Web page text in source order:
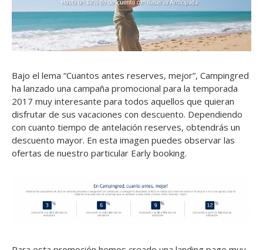
Bajo el lema “Cuantos antes reserves, mejor”, Campingred
ha lanzado una campaña promocional para la temporada
2017 muy interesante para todos aquellos que quieran
disfrutar de sus vacaciones con descuento. Dependiendo
con cuanto tiempo de antelación reserves, obtendrás un
descuento mayor. En esta imagen puedes observar las
ofertas de nuestro particular Early booking.